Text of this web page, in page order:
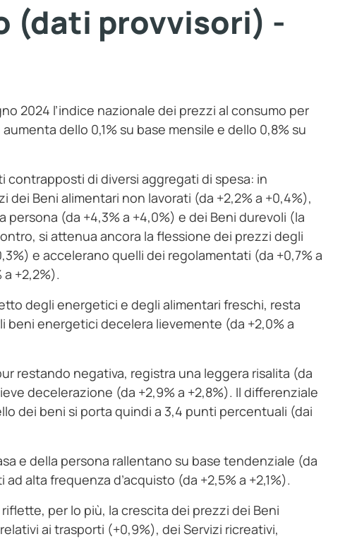
(dati provvisori) -
2024 l’indice nazionale dei prezzi al consumo per
dello 0,1% su base mensile e dello 0,8% su
contrapposti di diversi aggregati di spesa: in
Beni alimentari non lavorati (da +2,2% a +0,4%),
(da +4,3% a +4,0%) e dei Beni durevoli (la
si attenua ancora la flessione dei prezzi degli
e accelerano quelli dei regolamentati (da +0,7% a
+2,2%).
degli energetici e degli alimentari freschi, resta
beni energetici decelera lievemente (da +2,0% a
restando negativa, registra una leggera risalita (da
decelerazione (da +2,9% a +2,8%). Il differenziale
dei beni si porta quindi a 3,4 punti percentuali (dai
e della persona rallentano su base tendenziale (da
alta frequenza d’acquisto (da +2,5% a +2,1%).
per lo più, la crescita dei prezzi dei Beni
ai trasporti (+0,9%), dei Servizi ricreativi,